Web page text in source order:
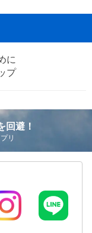
に
プ
回避！
リ